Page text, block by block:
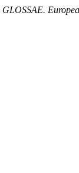
GLOSSAE.